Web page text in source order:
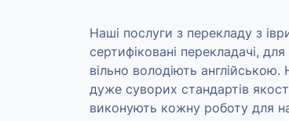
Наші послуги з перекладу з
сертифіковані перекладачі,
вільно володіють
дуже суворих стандартів
виконують кожну роботу для